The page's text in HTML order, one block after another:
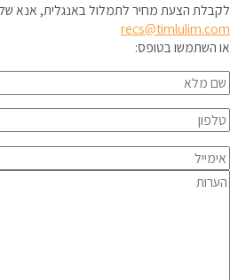
לקבלת הצעת מחיר לתמלול באנגלית, אנא
recs@timlulim.com
או השתמשו בטופס: